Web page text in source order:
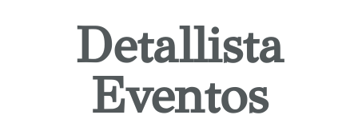
Detallista
Eventos